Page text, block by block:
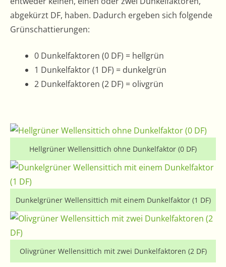
abgekürzt DF, haben. Dadurch ergeben sich folgende
Grünschattierungen:
0 Dunkelfaktoren (0 DF) = hellgrün
1 Dunkelfaktor (1 DF) = dunkelgrün
2 Dunkelfaktoren (2 DF) = olivgrün
Hellgrüner Wellensittich ohne Dunkelfaktor (0 DF)
Dunkelgrüner Wellensittich mit einem Dunkelfaktor (1 DF)
Olivgrüner Wellensittich mit zwei Dunkelfaktoren (2 DF)